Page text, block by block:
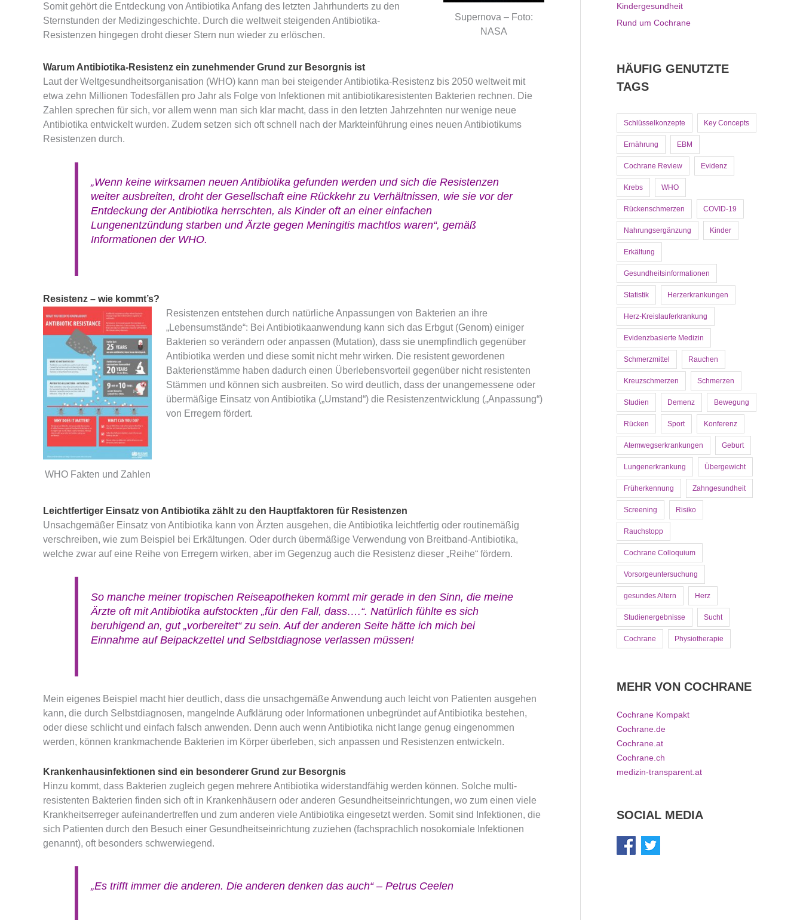
Supernova – Foto:
NASA
Somit gehört die Entdeckung von Antibiotika Anfang des letzten Jahrhunderts zu den
Sternstunden der Medizingeschichte. Durch die weltweit steigenden Antibiotika-
Resistenzen hingegen droht dieser Stern nun wieder zu erlöschen.
Warum Antibiotika-Resistenz ein zunehmender Grund zur Besorgnis ist
Laut der Weltgesundheitsorganisation (WHO) kann man bei steigender Antibiotika-Resistenz bis 2050 weltweit mit
etwa zehn Millionen Todesfällen pro Jahr als Folge von Infektionen mit antibiotikaresistenten Bakterien rechnen. Die
Zahlen sprechen für sich, vor allem wenn man sich klar macht, dass in den letzten Jahrzehnten nur wenige neue
Antibiotika entwickelt wurden. Zudem setzen sich oft schnell nach der Markteinführung eines neuen Antibiotikums
Resistenzen durch.
„Wenn keine wirksamen neuen Antibiotika gefunden werden und sich die Resistenzen
weiter ausbreiten, droht der Gesellschaft eine Rückkehr zu Verhältnissen, wie sie vor der
Entdeckung der Antibiotika herrschten, als Kinder oft an einer einfachen
Lungenentzündung starben und Ärzte gegen Meningitis machtlos waren“, gemäß
Informationen der WHO.
Resistenz – wie kommt’s?
WHO Fakten und Zahlen
Resistenzen entstehen durch natürliche Anpassungen von Bakterien an ihre
„Lebensumstände“: Bei Antibiotikaanwendung kann sich das Erbgut (Genom) einiger
Bakterien so verändern oder anpassen (Mutation), dass sie unempfindlich gegenüber
Antibiotika werden und diese somit nicht mehr wirken. Die resistent gewordenen
Bakterienstämme haben dadurch einen Überlebensvorteil gegenüber nicht resistenten
Stämmen und können sich ausbreiten. So wird deutlich, dass der unangemessene oder
übermäßige Einsatz von Antibiotika („Umstand“) die Resistenzentwicklung („Anpassung“)
von Erregern fördert.
Leichtfertiger Einsatz von Antibiotika zählt zu den Hauptfaktoren für Resistenzen
Unsachgemäßer Einsatz von Antibiotika kann von Ärzten ausgehen, die Antibiotika leichtfertig oder routinemäßig
verschreiben, wie zum Beispiel bei Erkältungen. Oder durch übermäßige Verwendung von Breitband-Antibiotika,
welche zwar auf eine Reihe von Erregern wirken, aber im Gegenzug auch die Resistenz dieser „Reihe“ fördern.
So manche meiner tropischen Reiseapotheken kommt mir gerade in den Sinn, die meine
Ärzte oft mit Antibiotika aufstockten „für den Fall, dass….“. Natürlich fühlte es sich
beruhigend an, gut „vorbereitet“ zu sein. Auf der anderen Seite hätte ich mich bei
Einnahme auf Beipackzettel und Selbstdiagnose verlassen müssen!
Mein eigenes Beispiel macht hier deutlich, dass die unsachgemäße Anwendung auch leicht von Patienten ausgehen
kann, die durch Selbstdiagnosen, mangelnde Aufklärung oder Informationen unbegründet auf Antibiotika bestehen,
oder diese schlicht und einfach falsch anwenden. Denn auch wenn Antibiotika nicht lange genug eingenommen
werden, können krankmachende Bakterien im Körper überleben, sich anpassen und Resistenzen entwickeln.
Krankenhausinfektionen sind ein besonderer Grund zur Besorgnis
Hinzu kommt, dass Bakterien zugleich gegen mehrere Antibiotika widerstandfähig werden können. Solche multi-
resistenten Bakterien finden sich oft in Krankenhäusern oder anderen Gesundheitseinrichtungen, wo zum einen viele
Krankheitserreger aufeinandertreffen und zum anderen viele Antibiotika eingesetzt werden. Somit sind Infektionen, die
sich Patienten durch den Besuch einer Gesundheitseinrichtung zuziehen (fachsprachlich nosokomiale Infektionen
genannt), oft besonders schwerwiegend.
„Es trifft immer die anderen. Die anderen denken das auch“ – Petrus Ceelen
Kindergesundheit
Rund um Cochrane
HÄUFIG GENUTZTE
TAGS
Schlüsselkonzepte Key Concepts
Ernährung EBM
Cochrane Review Evidenz
Krebs WHO
Rückenschmerzen COVID-19
Nahrungsergänzung Kinder
Erkältung
Gesundheitsinformationen
Statistik Herzerkrankungen
Herz-Kreislauferkrankung
Evidenzbasierte Medizin
Schmerzmittel Rauchen
Kreuzschmerzen Schmerzen
Studien Demenz Bewegung
Rücken Sport Konferenz
Atemwegserkrankungen Geburt
Lungenerkrankung Übergewicht
Früherkennung Zahngesundheit
Screening Risiko
Rauchstopp
Cochrane Colloquium
Vorsorgeuntersuchung
gesundes Altern Herz
Studienergebnisse Sucht
Cochrane Physiotherapie
MEHR VON COCHRANE
Cochrane Kompakt
Cochrane.de
Cochrane.at
Cochrane.ch
medizin-transparent.at
SOCIAL MEDIA